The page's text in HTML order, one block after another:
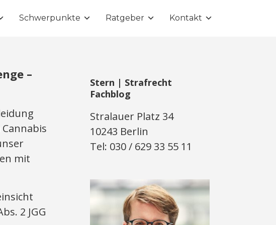
Schwerpunkte Ratgeber Kontakt
–
mit
2 JGG
Stern | Strafrecht
Fachblog
Stralauer Platz 34
10243 Berlin
Tel: 030 / 629 33 55 11